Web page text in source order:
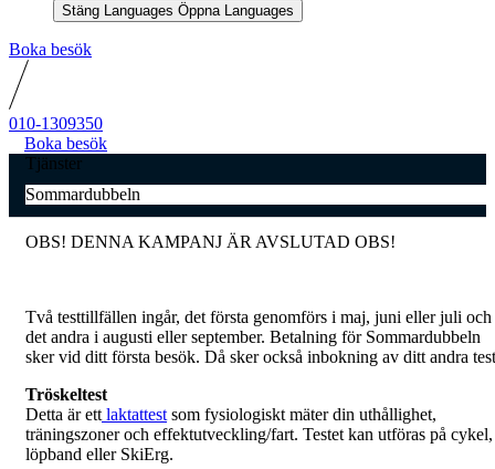
Stäng Languages Öppna Languages
Boka besök
010-1309350
Boka besök
Tjänster
Sommardubbeln
OBS! DENNA KAMPANJ ÄR AVSLUTAD OBS!
Två testtillfällen ingår, det första genomförs i maj, juni eller juli och
det andra i augusti eller september. Betalning för Sommardubbeln
sker vid ditt första besök. Då sker också inbokning av ditt andra
Tröskeltest
Detta är ett laktattest som fysiologiskt mäter din uthållighet,
träningszoner och effektutveckling/fart. Testet kan utföras på cykel,
löpband eller SkiErg.